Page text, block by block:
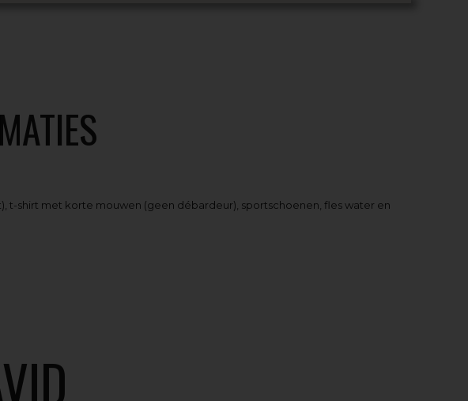
t-shirt met korte mouwen (geen débardeur), sportschoenen, fles water en